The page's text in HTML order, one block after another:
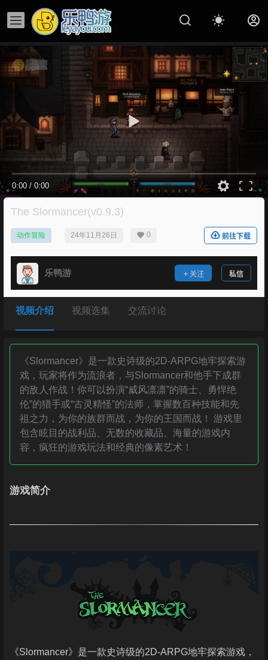
0:00 / 0:00
The Slormancer(v0.9.3)
动作冒险 24年11月26日 0 前往下载
乐鸭游 关注 私信
视频介绍 视频选集 交流讨论
《Slormancer》是一款史诗级的2D-ARPG地牢探索游
戏，玩家将作为流浪者，与Slormancer和他手下成群
的敌人作战！你可以扮演“威风凛凛”的骑士、勇悍绝
伦”的猎手或“古灵精怪”的法师，掌握数百种技能和先
祖之力，为你的族群而战，为你的王国而战！ 游戏里
包含眩目的战利品、无数的收藏品、海量的游戏内
容，疯狂的游戏玩法和经典的像素艺术！
游戏简介
《Slormancer》是一款史诗级的2D-ARPG地牢探索游戏，